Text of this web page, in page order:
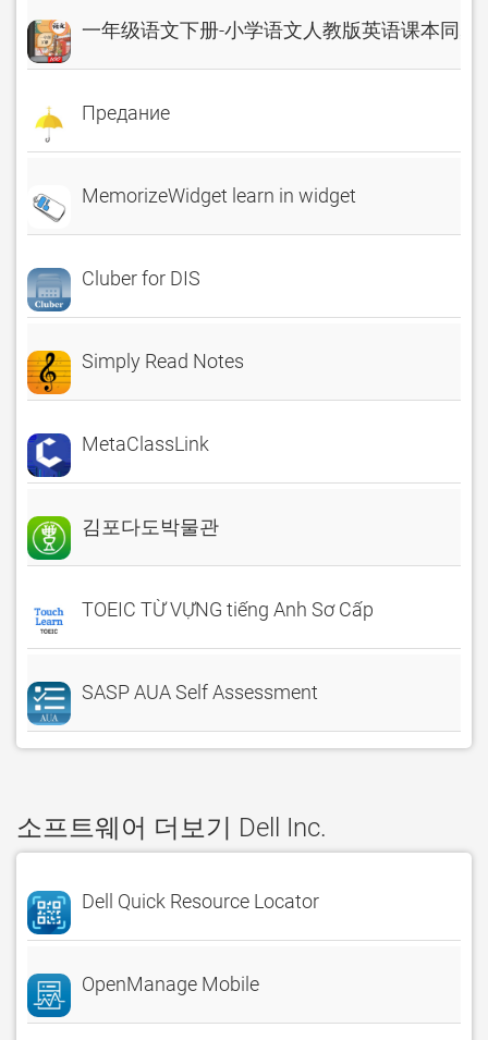
一年级语文下册-小学语文人教版英语课本同步
Предание
MemorizeWidget learn in widget
Cluber for DIS
Simply Read Notes
MetaClassLink
김포다도박물관
TOEIC TỪ VỰNG tiếng Anh Sơ Cấp
SASP AUA Self Assessment
소프트웨어 더보기 Dell Inc.
Dell Quick Resource Locator
OpenManage Mobile